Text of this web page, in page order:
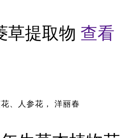
草提取物 查看
、人参花， 洋丽春